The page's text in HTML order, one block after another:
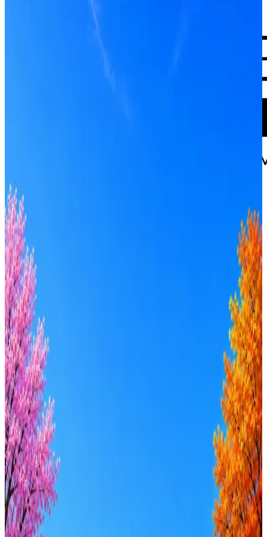
HADAT COSMETICS
2активные вакансии
Стратегия поиска с AI: рынки, позиции, вилка, каналы
Ежедневный подбор из 600+ источников
AI генерация сопроводительных писем